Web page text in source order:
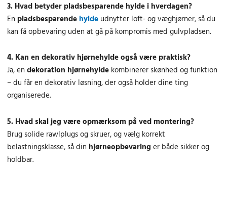
.
.
3. Hvad betyder pladsbesparende hylde i hverdagen?
En pladsbesparendehylde udnytter loft- og væghjørner, så du
kan få opbevaring uden at gå på kompromis med gulvpladsen.
4. Kan en dekorativ hjørnehylde også være praktisk?
Ja, en dekoration hjørnehylde kombinerer skønhed og funktion
– du får en dekorativ løsning, der også holder dine ting
organiserede.
5. Hvad skal jeg være opmærksom på ved montering?
Brug solide rawlplugs og skruer, og vælg korrekt
belastningsklasse, så din hjørneopbevaring er både sikker og
holdbar.